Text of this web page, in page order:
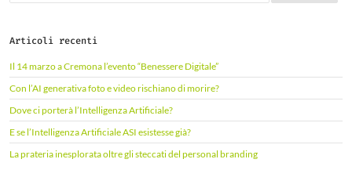
r
a
p
e
r
:
Articoli recenti
Il 14 marzo a Cremona l’evento “Benessere Digitale”
Con l’AI generativa foto e video rischiano di morire?
Dove ci porterà l’Intelligenza Artificiale?
E se l’Intelligenza Artificiale ASI esistesse già?
La prateria inesplorata oltre gli steccati del personal branding